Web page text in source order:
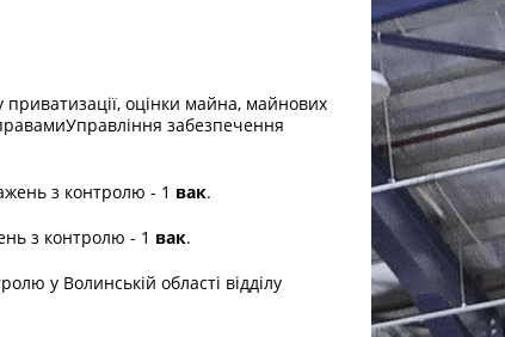
оцінки майна, майнових
забезпечення
з контролю - 1 вак.
з контролю - 1 вак.
у Волинській області відділу